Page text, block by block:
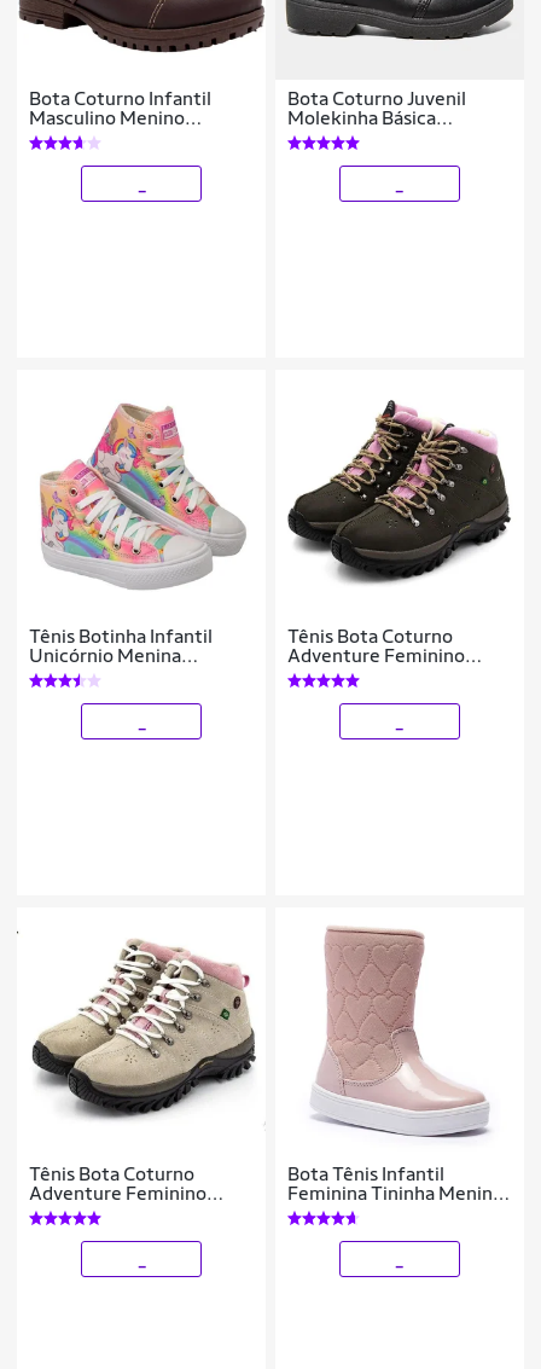
Bota Coturno Infantil
Masculino Menino
Botinha Leve 09.02
Bota Coturno Juvenil
Molekinha Básica
Feminina
Tênis Botinha Infantil
Unicórnio Menina
Feminino Cano Alto Club
Magia
Tênis Bota Coturno
Adventure Feminino
Infantil
Tênis Bota Coturno
Adventure Feminino
Infantil
Bota Tênis Infantil
Feminina Tininha Menina
Bordado Coração